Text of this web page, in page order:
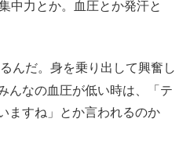
中力とか。血圧とか発汗と
んだ。身を乗り出して興奮し
んなの血圧が低い時は、「テ
ますね」とか言われるのか